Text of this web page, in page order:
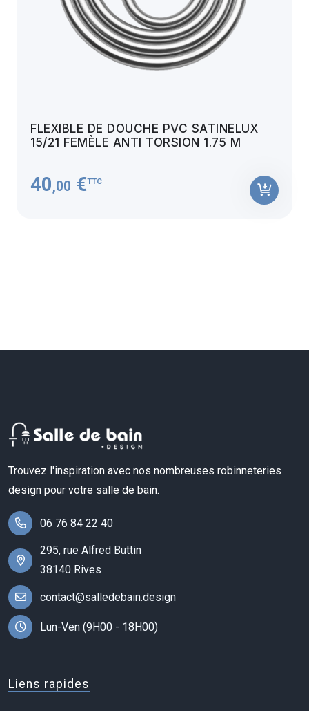
FLEXIBLE DE DOUCHE PVC SATINELUX
15/21 FEMÈLE ANTI TORSION 1.75 M
40,00 €TTC
Trouvez l'inspiration avec nos nombreuses robinneteries
design pour votre salle de bain.
06 76 84 22 40
295, rue Alfred Buttin
38140 Rives
contact@salledebain.design
Lun-Ven (9H00 - 18H00)
Liens rapides